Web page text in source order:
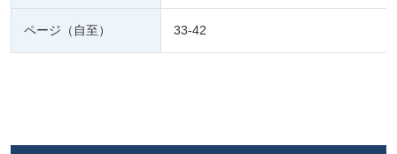
ページ（自至） 33-42